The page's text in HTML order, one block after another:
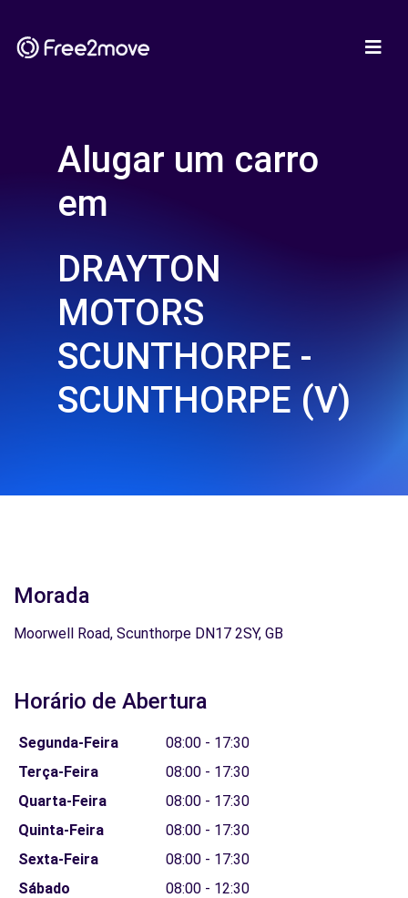
Alugar um carro
em
DRAYTON
MOTORS
SCUNTHORPE -
SCUNTHORPE (V)
Morada
Moorwell Road, Scunthorpe DN17 2SY, GB
Horário de Abertura
Segunda-Feira
08:00 - 17:30
Terça-Feira
08:00 - 17:30
Quarta-Feira
08:00 - 17:30
Quinta-Feira
08:00 - 17:30
Sexta-Feira
08:00 - 17:30
Sábado
08:00 - 12:30